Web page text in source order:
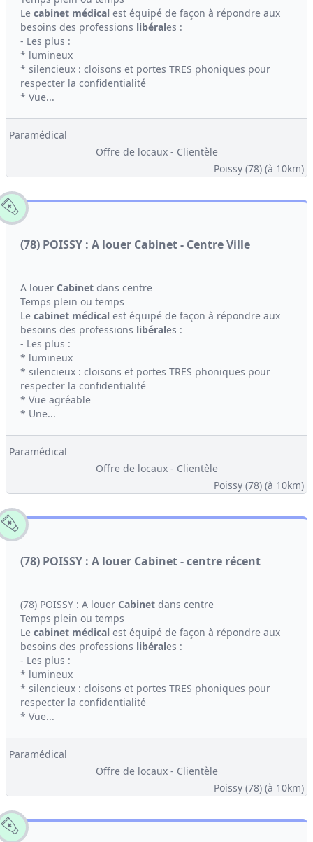
Le cabinet médical est équipé de façon à répondre aux
besoins des professions libérales :
- Les plus :
* lumineux
* silencieux : cloisons et portes TRES phoniques pour
respecter la confidentialité
* Vue...
Paramédical
Offre de locaux - Clientèle
Poissy (78) (à 10km)
(78) POISSY : A louer Cabinet - Centre Ville
A louer Cabinet dans centre
Temps plein ou temps
Le cabinet médical est équipé de façon à répondre aux
besoins des professions libérales :
- Les plus :
* lumineux
* silencieux : cloisons et portes TRES phoniques pour
respecter la confidentialité
* Vue agréable
* Une...
Paramédical
Offre de locaux - Clientèle
Poissy (78) (à 10km)
(78) POISSY : A louer Cabinet - centre récent
(78) POISSY : A louer Cabinet dans centre
Temps plein ou temps
Le cabinet médical est équipé de façon à répondre aux
besoins des professions libérales :
- Les plus :
* lumineux
* silencieux : cloisons et portes TRES phoniques pour
respecter la confidentialité
* Vue...
Paramédical
Offre de locaux - Clientèle
Poissy (78) (à 10km)